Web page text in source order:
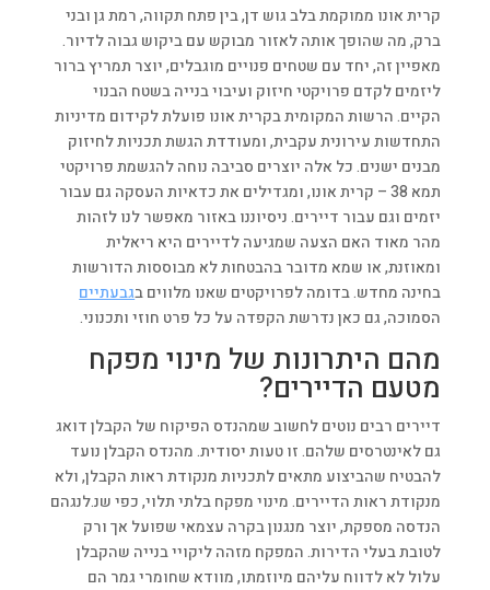
קרית אונו ממוקמת בלב גוש דן, בין פתח תקווה, רמת גן ובני
ברק, מה שהופך אותה לאזור מבוקש עם ביקוש גבוה לדיור.
מאפיין זה, יחד עם שטחים פנויים מוגבלים, יוצר תמריץ ברור
ליזמים לקדם פרויקטי חיזוק ועיבוי בנייה בשטח הבנוי
הקיים. הרשות המקומית בקרית אונו פועלת לקידום מדיניות
התחדשות עירונית עקבית, ומעודדת הגשת תכניות לחיזוק
מבנים ישנים. כל אלה יוצרים סביבה נוחה להגשמת פרויקטי
תמא 38 – קרית אונו, ומגדילים את כדאיות העסקה גם עבור
יזמים וגם עבור דיירים. ניסיוננו באזור מאפשר לנו לזהות
מהר מאוד האם הצעה שמגיעה לדיירים היא ריאלית
ומאוזנת, או שמא מדובר בהבטחות לא מבוססות הדורשות
בחינה מחדש. בדומה לפרויקטים שאנו מלווים בגבעתיים
הסמוכה, גם כאן נדרשת הקפדה על כל פרט חוזי ותכנוני.
מהם היתרונות של מינוי מפקח
מטעם הדיירים?
דיירים רבים נוטים לחשוב שמהנדס הפיקוח של הקבלן דואג
גם לאינטרסים שלהם. זו טעות יסודית. מהנדס הקבלן נועד
להבטיח שהביצוע מתאים לתכניות מנקודת ראות הקבלן, ולא
מנקודת ראות הדיירים. מינוי מפקח בלתי תלוי, כפי שנ.לנגהם
הנדסה מספקת, יוצר מנגנון בקרה עצמאי שפועל אך ורק
לטובת בעלי הדירות. המפקח מזהה ליקויי בנייה שהקבלן
עלול לא לדווח עליהם מיוזמתו, מוודא שחומרי גמר הם